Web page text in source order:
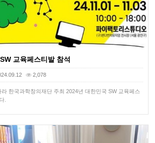
교육페스티발 참석
2,078
라 한국과학창의재단 주최 2024년 대한민국 SW 교육페스
.